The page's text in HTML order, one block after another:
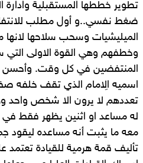
تطوير خططها المستقبلية
ضغط نفسي..و أول مطلب
الميليشيات وسحب سلاحها
وخطفهم وهي القوة الاولى
المنتفضين في كل وقت. وأحسن
اسميه الِامام الذي تقف خلفه
تعددهم لا يرون الا شخص واحد
له مساعد او اثنين يظهر فقط في
معه ما يثبت أنه مساعده ليقود
تأليف قمة هرمية للقيادة